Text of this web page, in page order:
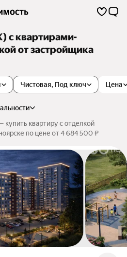
с квартирами-
от застройщика
Цена
Чистовая, Под ключ
купить квартиру с отделкой
по цене от 4 684 500 ₽